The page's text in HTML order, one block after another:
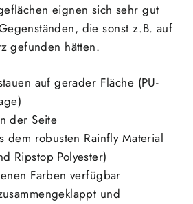
eignen sich sehr gut
die sonst z.B. auf
gefunden hätten.
auf gerader Fläche (PU-
der Seite
dem robusten Rainfly Material
Ripstop Polyester)
Farben verfügbar
und